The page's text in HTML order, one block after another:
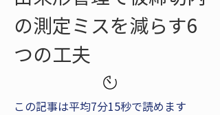
の測定ミスを減らす6
つの工夫
この記事は平均7分15秒で読めます